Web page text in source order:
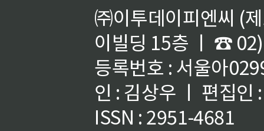
㈜이투데이피엔씨 (
이빌딩 15층 ㅣ ☎
등록번호 : 서울아
인 : 김상우 ㅣ 편집인
ISSN : 2951-4681